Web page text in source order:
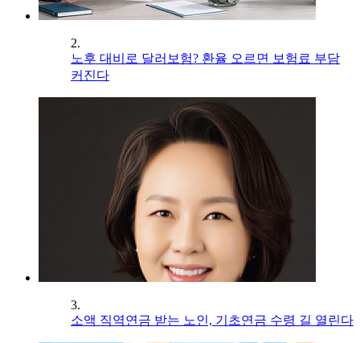
2.
노후 대비로 달러보험? 환율 오르면 보험료 부담
커진다
3.
소액 직역연금 받는 노인, 기초연금 수령 길 열린다